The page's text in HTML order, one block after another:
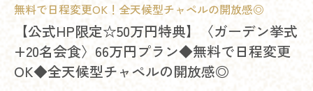
無料で日程変更OK！全天候型チャペルの開放感◎
【公式HP限定☆50万円特典】〈ガーデン挙式
+20名会食〉66万円プラン◆無料で日程変更
OK◆全天候型チャペルの開放感◎